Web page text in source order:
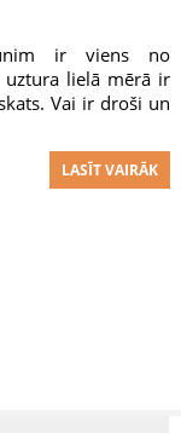
ir viens no
uztura lielā mērā ir
Vai ir droši un
LASĪT VAIRĀK